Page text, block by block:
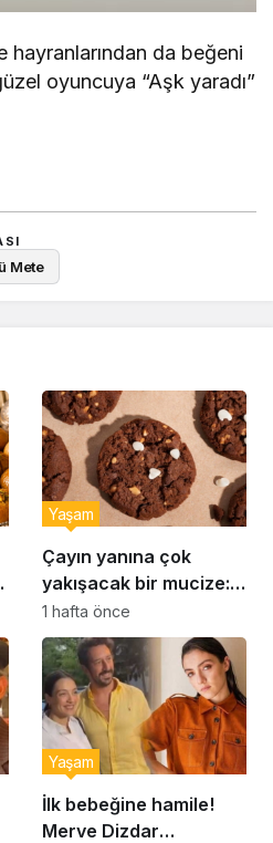
hayranlarından da beğeni
oyuncuya “Aşk yaradı”
Mete
Çayın yanına çok
yakışacak bir mucize:
Brownie tadında ıslak
kurabiye tarifi…
Yaşam
1 hafta önce
İlk bebeğine hamile!
Merve Dizdar
Yaşam